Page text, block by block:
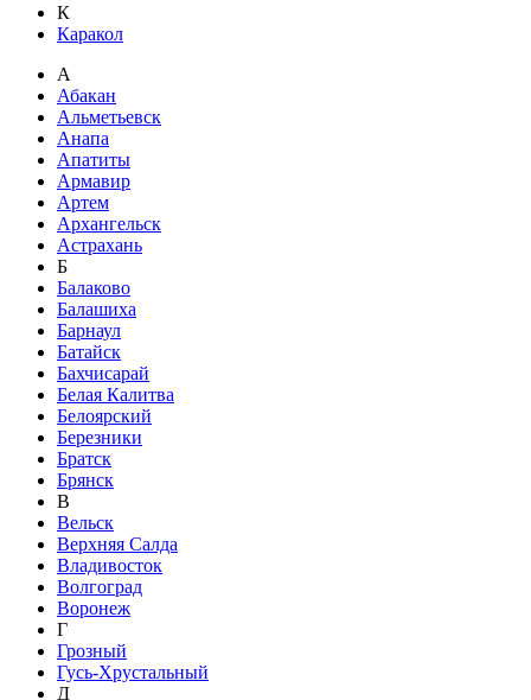
К
Каракол
А
Абакан
Альметьевск
Анапа
Апатиты
Армавир
Артем
Архангельск
Астрахань
Б
Балаково
Балашиха
Барнаул
Батайск
Бахчисарай
Белая Калитва
Белоярский
Березники
Братск
Брянск
В
Вельск
Верхняя Салда
Владивосток
Волгоград
Воронеж
Г
Грозный
Гусь-Хрустальный
Д